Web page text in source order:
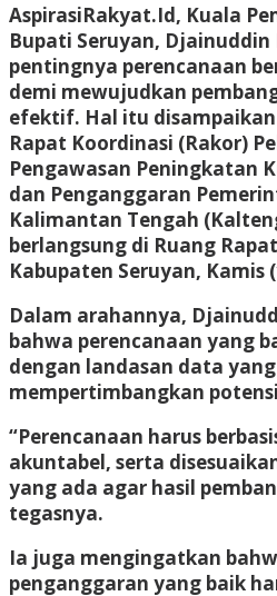
AspirasiRakyat.Id, Kuala
Bupati Seruyan,
pentingnya perencanaan
demi mewujudkan
efektif. Hal itu
Rapat Koordinasi (Rakor)
Pengawasan Peningkatan
dan Penganggaran
Kalimantan Tengah
berlangsung di Ruang
Kabupaten Seruyan, Kamis
Dalam arahannya,
bahwa perencanaan yang
dengan landasan data
mempertimbangkan
“Perencanaan harus
akuntabel, serta
yang ada agar hasil
tegasnya.
Ia juga mengingatkan
penganggaran yang baik